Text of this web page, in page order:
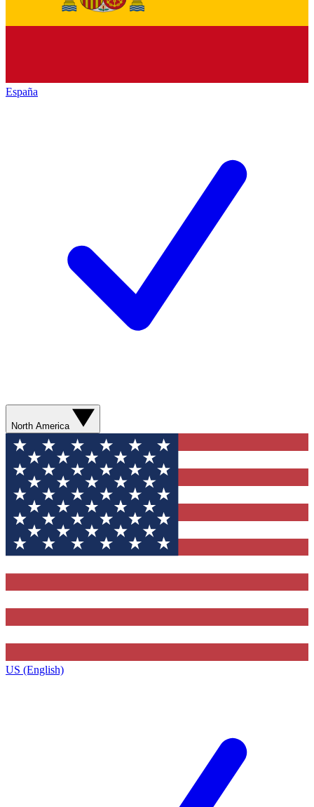
España
North America
US (English)